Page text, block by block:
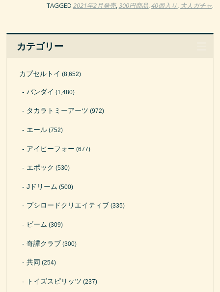
TAGGED 2021年2月発売,300円商品,40個入り, 大人ガチャ.
カテゴリー
カプセルトイ (8,652)
バンダイ (1,480)
タカラトミーアーツ (972)
エール (752)
アイピーフォー (677)
エポック (530)
Jドリーム (500)
ブシロードクリエイティブ (335)
ビーム (309)
奇譚クラブ (300)
共同 (254)
トイズスピリッツ (237)